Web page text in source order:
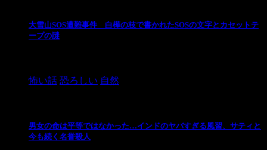
大雪山SOS遭難事件 白樺の枝で書かれたSOSの文字とカセットテ
ープの謎
怖い話 恐ろしい 自然
男女の命は平等ではなかった…インドのヤバすぎる風習、サティと
今も続く名誉殺人